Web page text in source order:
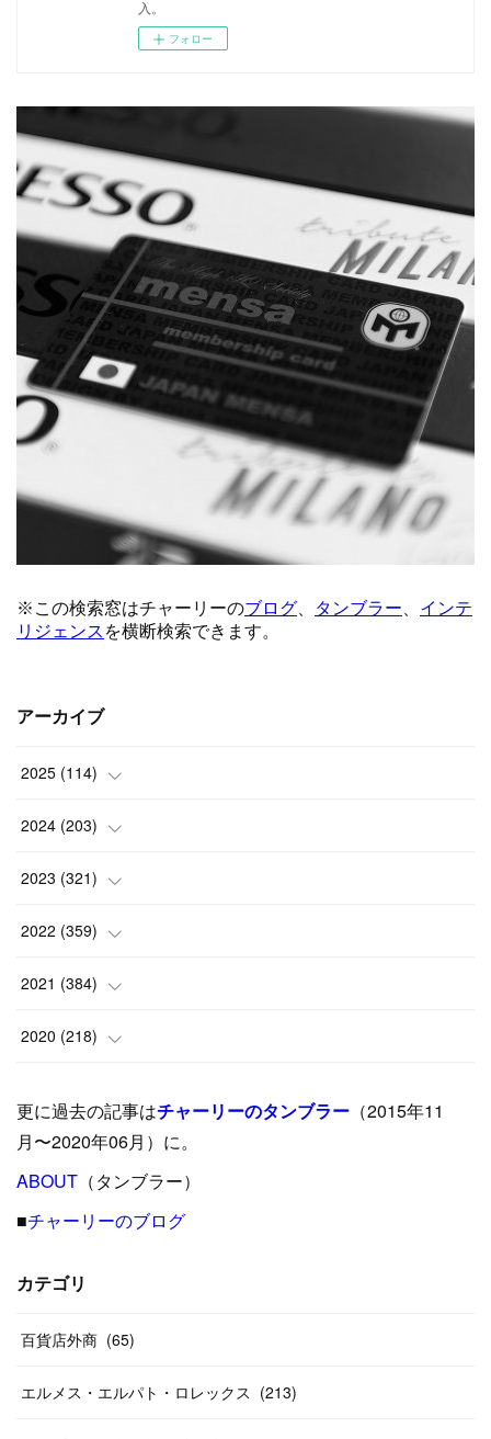
入。
フォロー
アーカイブ
2025 (114)
(1)
(8)
(6)
(9 )
( 5 )
( 15
(24)
(8 )
(17
(12)
2024 (203)
(24)
(10)
(18)
(17)
)
(12)
19)
(13
(14)
2023 (321)
(25)
(17)
(35)
(33 )
(26)
27)
(29
(24)
(26
2022 (359)
(42)
(37)
(31)
(31)
31
(26
(20)
(14
2021 (384)
(9)
(39)
( 23)
40
(55
(38)
(20
2020 (218)
(24)
( 42)
(33
(46)
(20
更に過去の記事はチャーリーのタンブラー （2015年11
月〜2020年06月）に。
ABOUT （タンブラー）
■チャーリーのブログ
カテゴリ
百貨店外商 (65)
エルメス・エルパト・ロレックス (213)